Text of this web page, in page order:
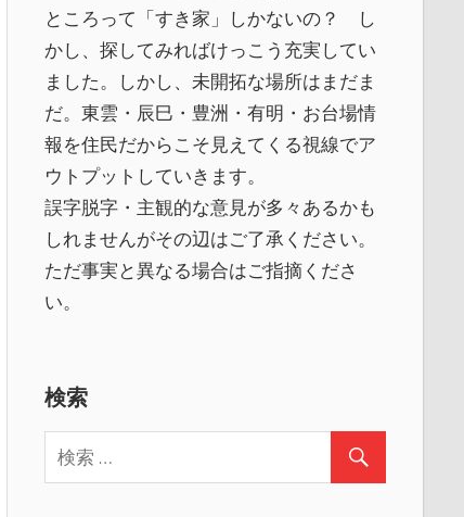
ところって「すき家」しかないの？ し
かし、探してみればけっこう充実してい
ました。しかし、未開拓な場所はまだま
だ。東雲・辰巳・豊洲・有明・お台場情
報を住民だからこそ見えてくる視線でア
ウトプットしていきます。
誤字脱字・主観的な意見が多々あるかも
しれませんがその辺はご了承ください。
ただ事実と異なる場合はご指摘くださ
い。
検索